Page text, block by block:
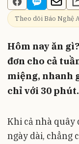
Theo dõi Báo Nghệ
Hôm nay ăn
đơn cho cả
miệng, nhanh
chỉ với 30 phút.
Khi cả nhà quây
ngày dài, chẳng